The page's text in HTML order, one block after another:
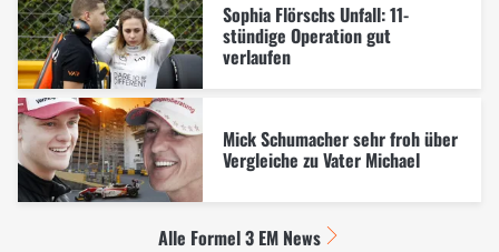
Sophia Flörschs Unfall: 11-
stündige Operation gut
verlaufen
Mick Schumacher sehr froh über
Vergleiche zu Vater Michael
Alle Formel 3 EM News